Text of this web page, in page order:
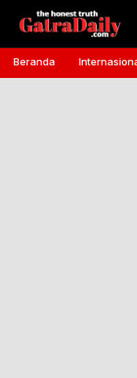
Gatra Daily
the honest truth
Beranda